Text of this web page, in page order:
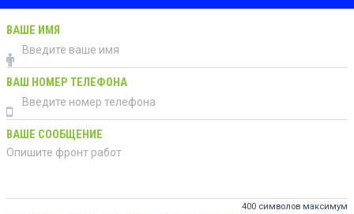
ВАШЕ ИМЯ
ВАШ НОМЕР ТЕЛЕФОНА
ВАШЕ СООБЩЕНИЕ
400 символов максимум